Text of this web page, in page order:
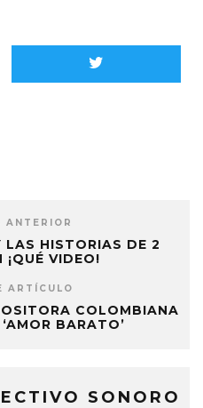
ANTERIOR
LAS HISTORIAS DE 2
¡QUÉ VIDEO!
ARTÍCULO
COLOMBIANA
BARATO’
SONORO